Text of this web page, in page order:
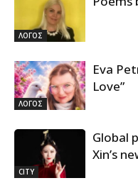
ΛΟΓΟΣ
ΛΟΓΟΣ
Eva
Love”
CITY
Global
Xin’s